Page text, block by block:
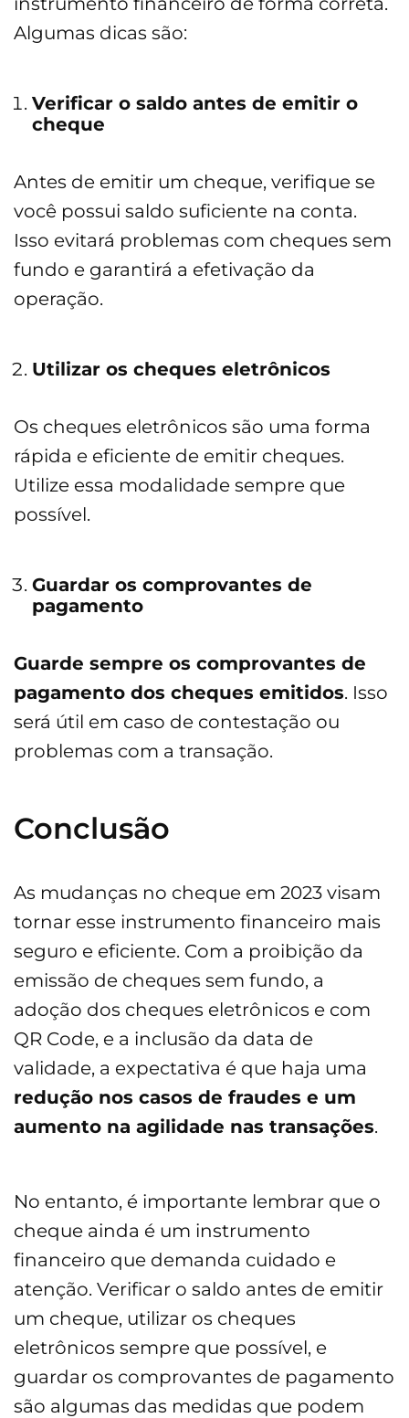
Algumas dicas são:
Verificar o saldo antes de emitir o
cheque
Antes de emitir um cheque, verifique se
você possui saldo suficiente na conta.
Isso evitará problemas com cheques sem
fundo e garantirá a efetivação da
operação.
Utilizar os cheques eletrônicos
Os cheques eletrônicos são uma forma
rápida e eficiente de emitir cheques.
Utilize essa modalidade sempre que
possível.
Guardar os comprovantes de
pagamento
Guarde sempre os comprovantes de
pagamento dos cheques emitidos. Isso
será útil em caso de contestação ou
problemas com a transação.
Conclusão
As mudanças no cheque em 2023 visam
tornar esse instrumento financeiro mais
seguro e eficiente. Com a proibição da
emissão de cheques sem fundo, a
adoção dos cheques eletrônicos e com
QR Code, e a inclusão da data de
validade, a expectativa é que haja uma
redução nos casos de fraudes e um
aumento na agilidade nas transações.
No entanto, é importante lembrar que o
cheque ainda é um instrumento
financeiro que demanda cuidado e
atenção. Verificar o saldo antes de emitir
um cheque, utilizar os cheques
eletrônicos sempre que possível, e
guardar os comprovantes de pagamento
são algumas das medidas que podem